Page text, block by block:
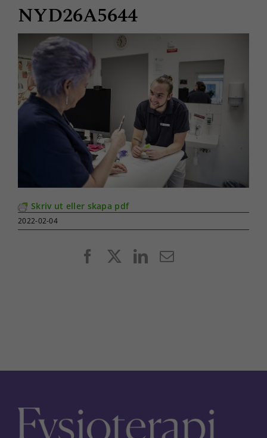
NYD26A5644
Skriv ut eller skapa pdf
2022-02-04
FacebookLinkedIn
E-